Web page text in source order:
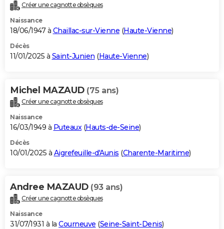
Créer une cagnotte obsèques
Naissance
18/06/1947 à Chaillac-sur-Vienne (Haute-Vienne)
Décès
11/01/2025 à Saint-Junien (Haute-Vienne)
Michel MAZAUD (75 ans)
Créer une cagnotte obsèques
Naissance
16/03/1949 à Puteaux(Hauts-de-Seine)
Décès
10/01/2025 à Aigrefeuille-d'Aunis (Charente-Maritime)
Andree MAZAUD (93 ans)
Créer une cagnotte obsèques
Naissance
31/07/1931 à la Courneuve (Seine-Saint-Denis)